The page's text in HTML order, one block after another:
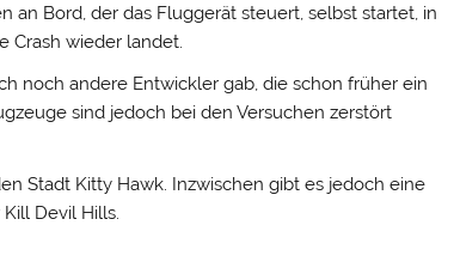
an Bord, der das Fluggerät steuert, selbst startet, in
Crash wieder landet.
noch andere Entwickler gab, die schon früher ein
sind jedoch bei den Versuchen zerstört
Stadt Kitty Hawk. Inzwischen gibt es jedoch eine
Devil Hills.